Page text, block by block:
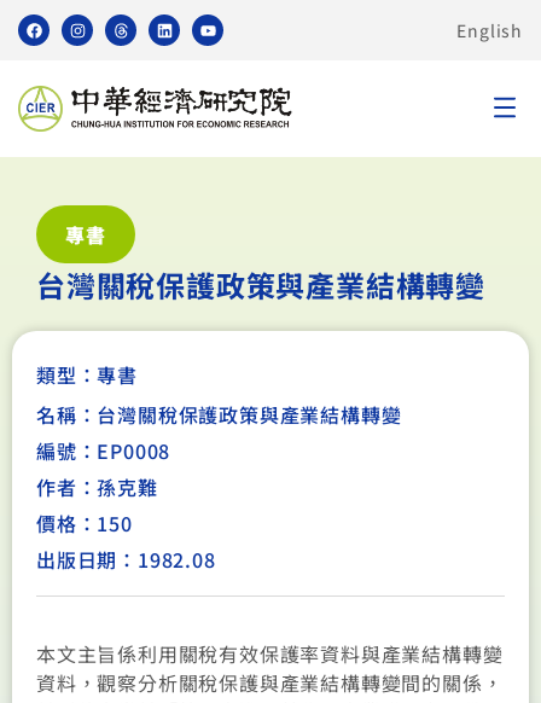
English
專書
台灣關稅保護政策與產業結構轉變
類型：專書
名稱：台灣關稅保護政策與產業結構轉變
編號：EP0008
作者：孫克難
價格：150
出版日期：1982.08
本文主旨係利用關稅有效保護率資料與產業結構轉變
資料，觀察分析關稅保護與產業結構轉變間的關係，